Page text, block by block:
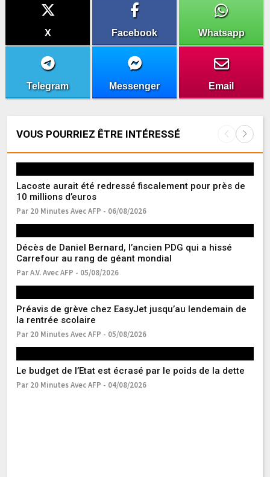
X Facebook Whatsapp
Telegram Messenger Email
VOUS POURRIEZ ÊTRE INTÉRESSÉ
Lacoste aurait été redressé fiscalement pour près de
10 millions d’euros
Par 20 Minutes Avec AFP - 06/08/2026
Décès de Daniel Bernard, l’ancien PDG qui a hissé
Carrefour au rang de géant mondial
Par A.V. Avec AFP - 05/08/2026
Préavis de grève chez EasyJet jusqu’au lendemain de
la rentrée scolaire
Par 20 Minutes Avec AFP - 05/08/2026
Le budget de l’Etat est écrasé par le poids de la dette
Par 20 Minutes Avec AFP - 04/08/2026